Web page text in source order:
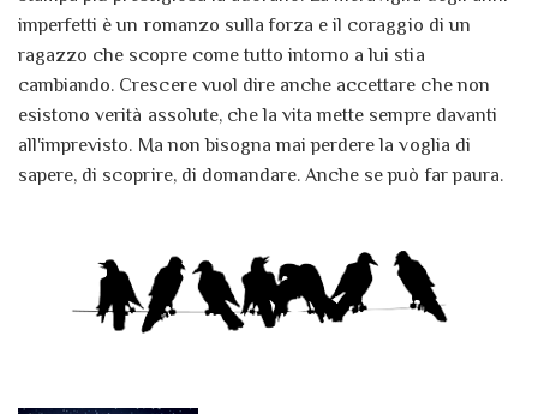
imperfetti è un romanzo sulla forza e il coraggio di un
ragazzo che scopre come tutto intorno a lui stia
cambiando. Crescere vuol dire anche accettare che non
esistono verità assolute, che la vita mette sempre davanti
all'imprevisto. Ma non bisogna mai perdere la voglia di
sapere, di scoprire, di domandare. Anche se può far paura.